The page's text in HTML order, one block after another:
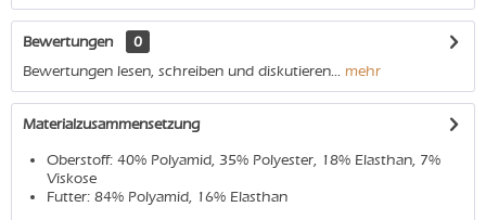
Bewertungen
0
Bewertungen lesen, schreiben und diskutieren... mehr
Materialzusammensetzung
Oberstoff: 40% Polyamid, 35% Polyester, 18% Elasthan, 7%
Viskose
Futter: 84% Polyamid, 16% Elasthan